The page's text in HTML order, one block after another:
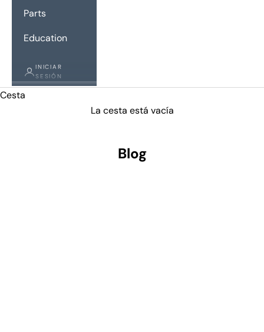
Parts
Education
INICIAR
SESIÓN
Cesta
La cesta está vacía
Blog